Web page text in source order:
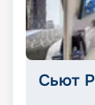
Сьют